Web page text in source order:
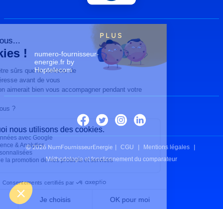
PLUS
numero-fournisseur-
energie.fr by
Hoptelecom
© 2026 NumFournisseurEnergie CGU
Mentions légales
Méthodologie et fonctionnement du comparateur